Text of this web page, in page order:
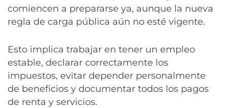
comiencen a prepararse ya, aunque la nueva
regla de carga pública aún no esté vigente.
Esto implica trabajar en tener un empleo
estable, declarar correctamente los
impuestos, evitar depender personalmente
de beneficios y documentar todos los pagos
de renta y servicios.